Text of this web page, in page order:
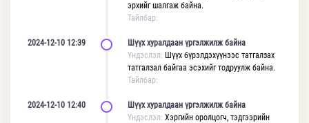
эрхийг шалгаж байна.
Тайлбар:
2024-12-10 12:39
Шүүх хуралдаан үргэлжилж байна
Үндэслэл: Шүүх бүрэлдэхүүнээс татгалзах
татгалзал байгаа эсэхийг тодруулж байна.
Тайлбар:
2024-12-10 12:40
Шүүх хуралдаан үргэлжилж байна
Үндэслэл: Хэргийн оролцогч, тэдгээрийн